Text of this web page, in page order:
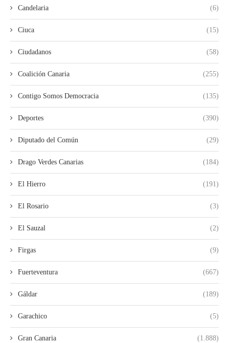
Candelaria (6)
Ciuca (15)
Ciudadanos (58)
Coalición Canaria (255)
Contigo Somos Democracia (135)
Deportes (390)
Diputado del Común (29)
Drago Verdes Canarias (184)
El Hierro (191)
El Rosario (3)
El Sauzal (2)
Firgas (9)
Fuerteventura (667)
Gáldar (189)
Garachico (5)
Gran Canaria (1.888)